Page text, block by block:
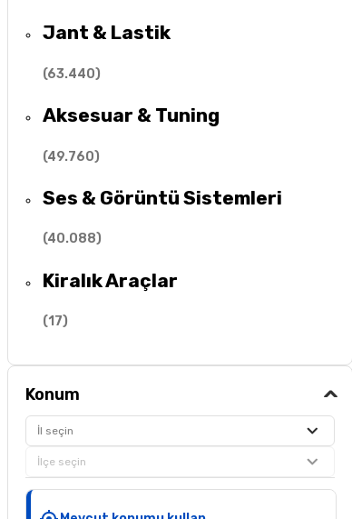
Jant & Lastik
(63.440)
Aksesuar & Tuning
(49.760)
Ses & Görüntü Sistemleri
(40.088)
Kiralık Araçlar
(17)
Konum
İl seçin
İlçe seçin